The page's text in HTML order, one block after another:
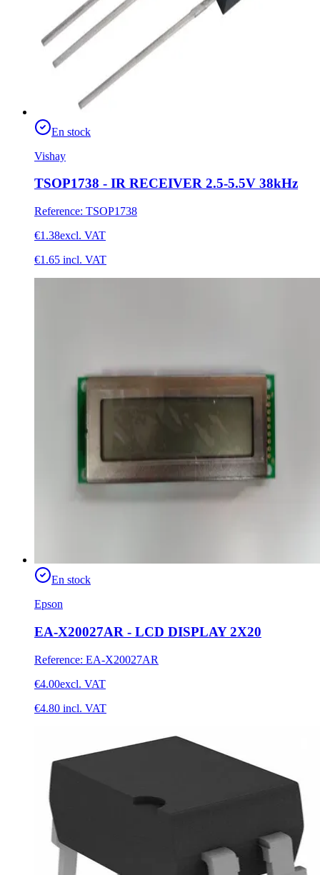
En stock
Vishay
TSOP1738 - IR RECEIVER 2.5-5.5V 38kHz
Reference: TSOP1738
€1.38excl. VAT
€1.65 incl. VAT
En stock
Epson
EA-X20027AR - LCD DISPLAY 2X20
Reference: EA-X20027AR
€4.00excl. VAT
€4.80 incl. VAT